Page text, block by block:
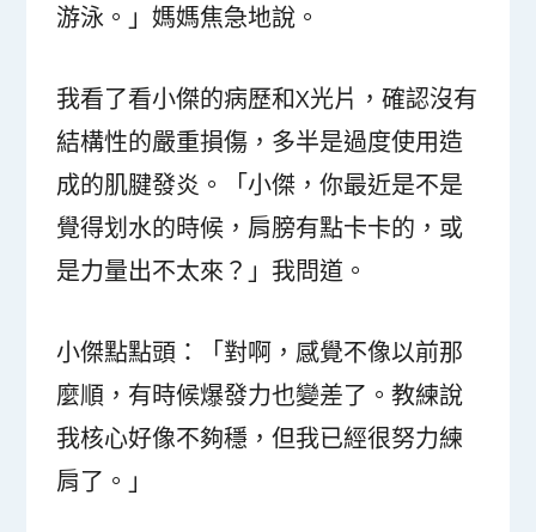
游泳。」媽媽焦急地說。
我看了看小傑的病歷和X光片，確認沒有
結構性的嚴重損傷，多半是過度使用造
成的肌腱發炎。「小傑，你最近是不是
覺得划水的時候，肩膀有點卡卡的，或
是力量出不太來？」我問道。
小傑點點頭：「對啊，感覺不像以前那
麼順，有時候爆發力也變差了。教練說
我核心好像不夠穩，但我已經很努力練
肩了。」